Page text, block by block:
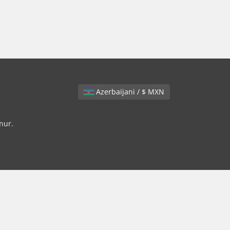
Azerbaijani / $ MXN